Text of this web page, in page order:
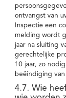
ontvangst van
Inspectie een
melding wordt
jaar na sluiting
gerechtelijke
10 jaar, zo
beëindiging
4.7. Wie